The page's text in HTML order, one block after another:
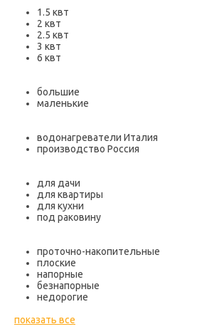
1.5 квт
2 квт
2.5 квт
3 квт
6 квт
большие
маленькие
водонагреватели Италия
производство Россия
для дачи
для квартиры
для кухни
под раковину
проточно-накопительные
плоские
напорные
безнапорные
недорогие
показать все